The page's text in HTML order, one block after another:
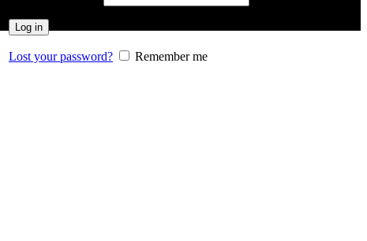
Log in
Lost your password? Remember me